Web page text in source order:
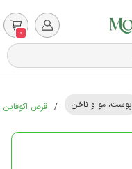
0
پوست، مو و ناخن / قرص اکوفاین